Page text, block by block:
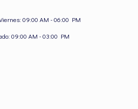
09:00 AM - 06:00 PM
09:00 AM - 03:00 PM